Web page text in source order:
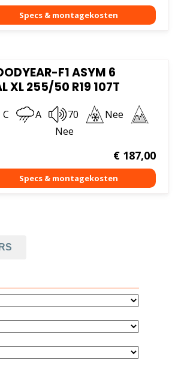
F1 ASYM 6
XL 255/50 R19 107T
C A 70
Nee
Nee
€187,00